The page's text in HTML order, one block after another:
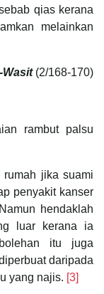
qias kerana
melainkan
Wasit(2/168-170)
rambut palsu
jika suami
penyakit kanser
hendaklah
luar kerana ia
itu juga
daripada
yang najis. [3]